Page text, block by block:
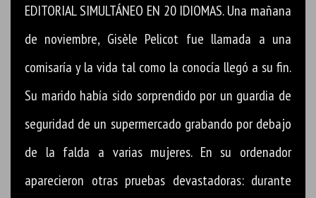
EDITORIAL SIMULTÁNEO EN 20 IDIOMAS. Una mañana
de noviembre, Gisèle Pelicot fue llamada a una
comisaría y la vida tal como la conocía llegó a su fin.
Su marido había sido sorprendido por un guardia de
seguridad de un supermercado grabando por debajo
de la falda a varias mujeres. En su ordenador
aparecieron otras pruebas devastadoras: durante